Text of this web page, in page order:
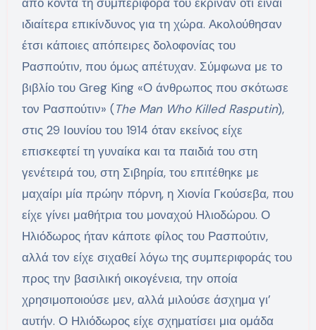
ιδιαίτερα επικίνδυνος για τη χώρα. Ακολούθησαν
έτσι κάποιες απόπειρες δολοφονίας του
Ρασπούτιν, που όμως απέτυχαν. Σύμφωνα με το
βιβλίο του Greg King «Ο άνθρωπος που σκότωσε
τον Ρασπούτιν» (The Man Who Killed Rasputin),
στις 29 Ιουνίου του 1914 όταν εκείνος είχε
επισκεφτεί τη γυναίκα και τα παιδιά του στη
γενέτειρά του, στη Σιβηρία, του επιτέθηκε με
μαχαίρι μία πρώην πόρνη, η Χιονία Γκούσεβα, που
είχε γίνει μαθήτρια του μοναχού Ηλιοδώρου. Ο
Ηλιόδωρος ήταν κάποτε φίλος του Ρασπούτιν,
αλλά τον είχε σιχαθεί λόγω της συμπεριφοράς του
προς την βασιλική οικογένεια, την οποία
χρησιμοποιούσε μεν, αλλά μιλούσε άσχημα γι’
αυτήν. Ο Ηλιόδωρος είχε σχηματίσει μια ομάδα